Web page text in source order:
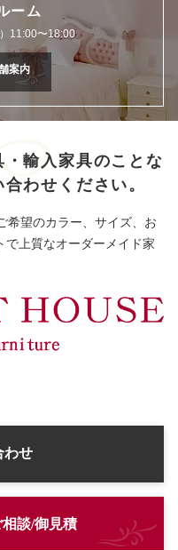
ーム
11:00〜18:00
案内
輸入家具のことな
わせください。
希望のカラー、サイズ、お
で上質なオーダーメイド家
わせ
談/御見積